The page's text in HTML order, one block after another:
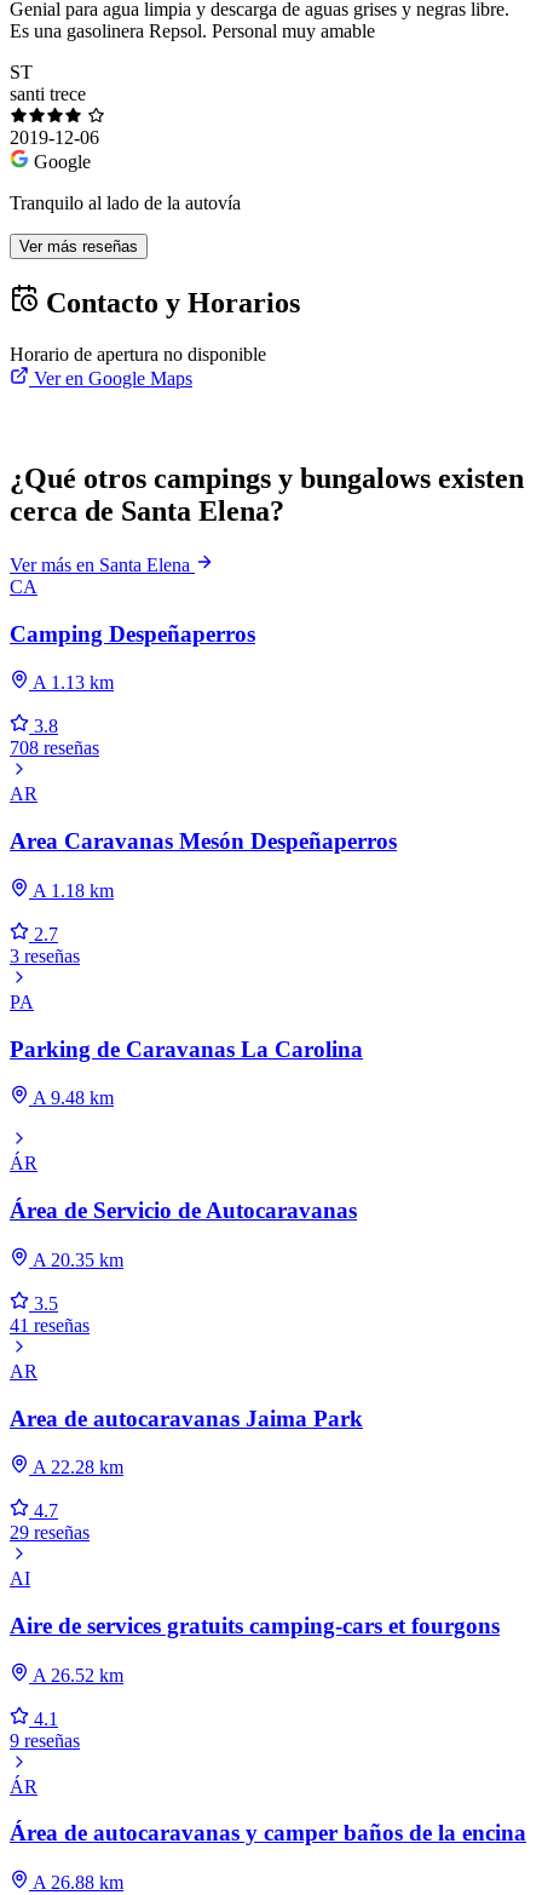
Genial para agua limpia y descarga de aguas grises y negras libre.
Es una gasolinera Repsol. Personal muy amable
ST
santi trece
2019-12-06
Google
Tranquilo al lado de la autovía
Ver más reseñas
Contacto y Horarios
Horario de apertura no disponible
Ver en Google Maps
¿Qué otros campings y bungalows existen
cerca de Santa Elena?
Ver más en Santa Elena
CA
Camping Despeñaperros
A 1.13 km
3.8
708 reseñas
AR
Area Caravanas Mesón Despeñaperros
A 1.18 km
2.7
3 reseñas
PA
Parking de Caravanas La Carolina
A 9.48 km
ÁR
Área de Servicio de Autocaravanas
A 20.35 km
3.5
41 reseñas
AR
Area de autocaravanas Jaima Park
A 22.28 km
4.7
29 reseñas
AI
Aire de services gratuits camping-cars et fourgons
A 26.52 km
4.1
9 reseñas
ÁR
Área de autocaravanas y camper baños de la encina
A 26.88 km